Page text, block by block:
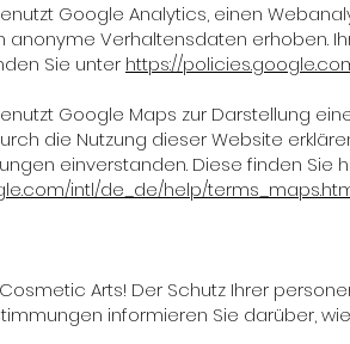
Google Analytics, einen
anonyme Verhaltensdaten erhoben.
Sie unter https://
Google Maps zur Darstellung
die Nutzung dieser Website
einverstanden. Diese finden Sie
intl/de_de/help/
Arts! Der Schutz Ihrer
informieren Sie darüber,